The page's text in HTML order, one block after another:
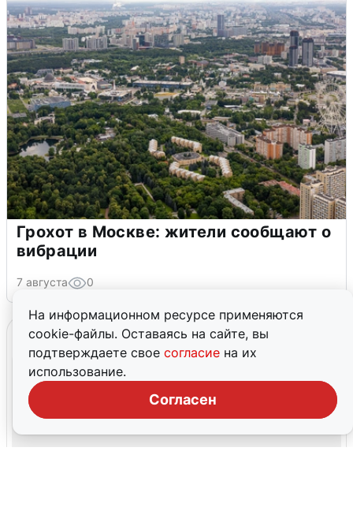
На информационном ресурсе применяются
cookie-файлы. Оставаясь на сайте, вы
подтверждаете свое согласие на их
использование.
Согласен
Грохот в Москве: жители сообщают о
вибрации
7 августа 0